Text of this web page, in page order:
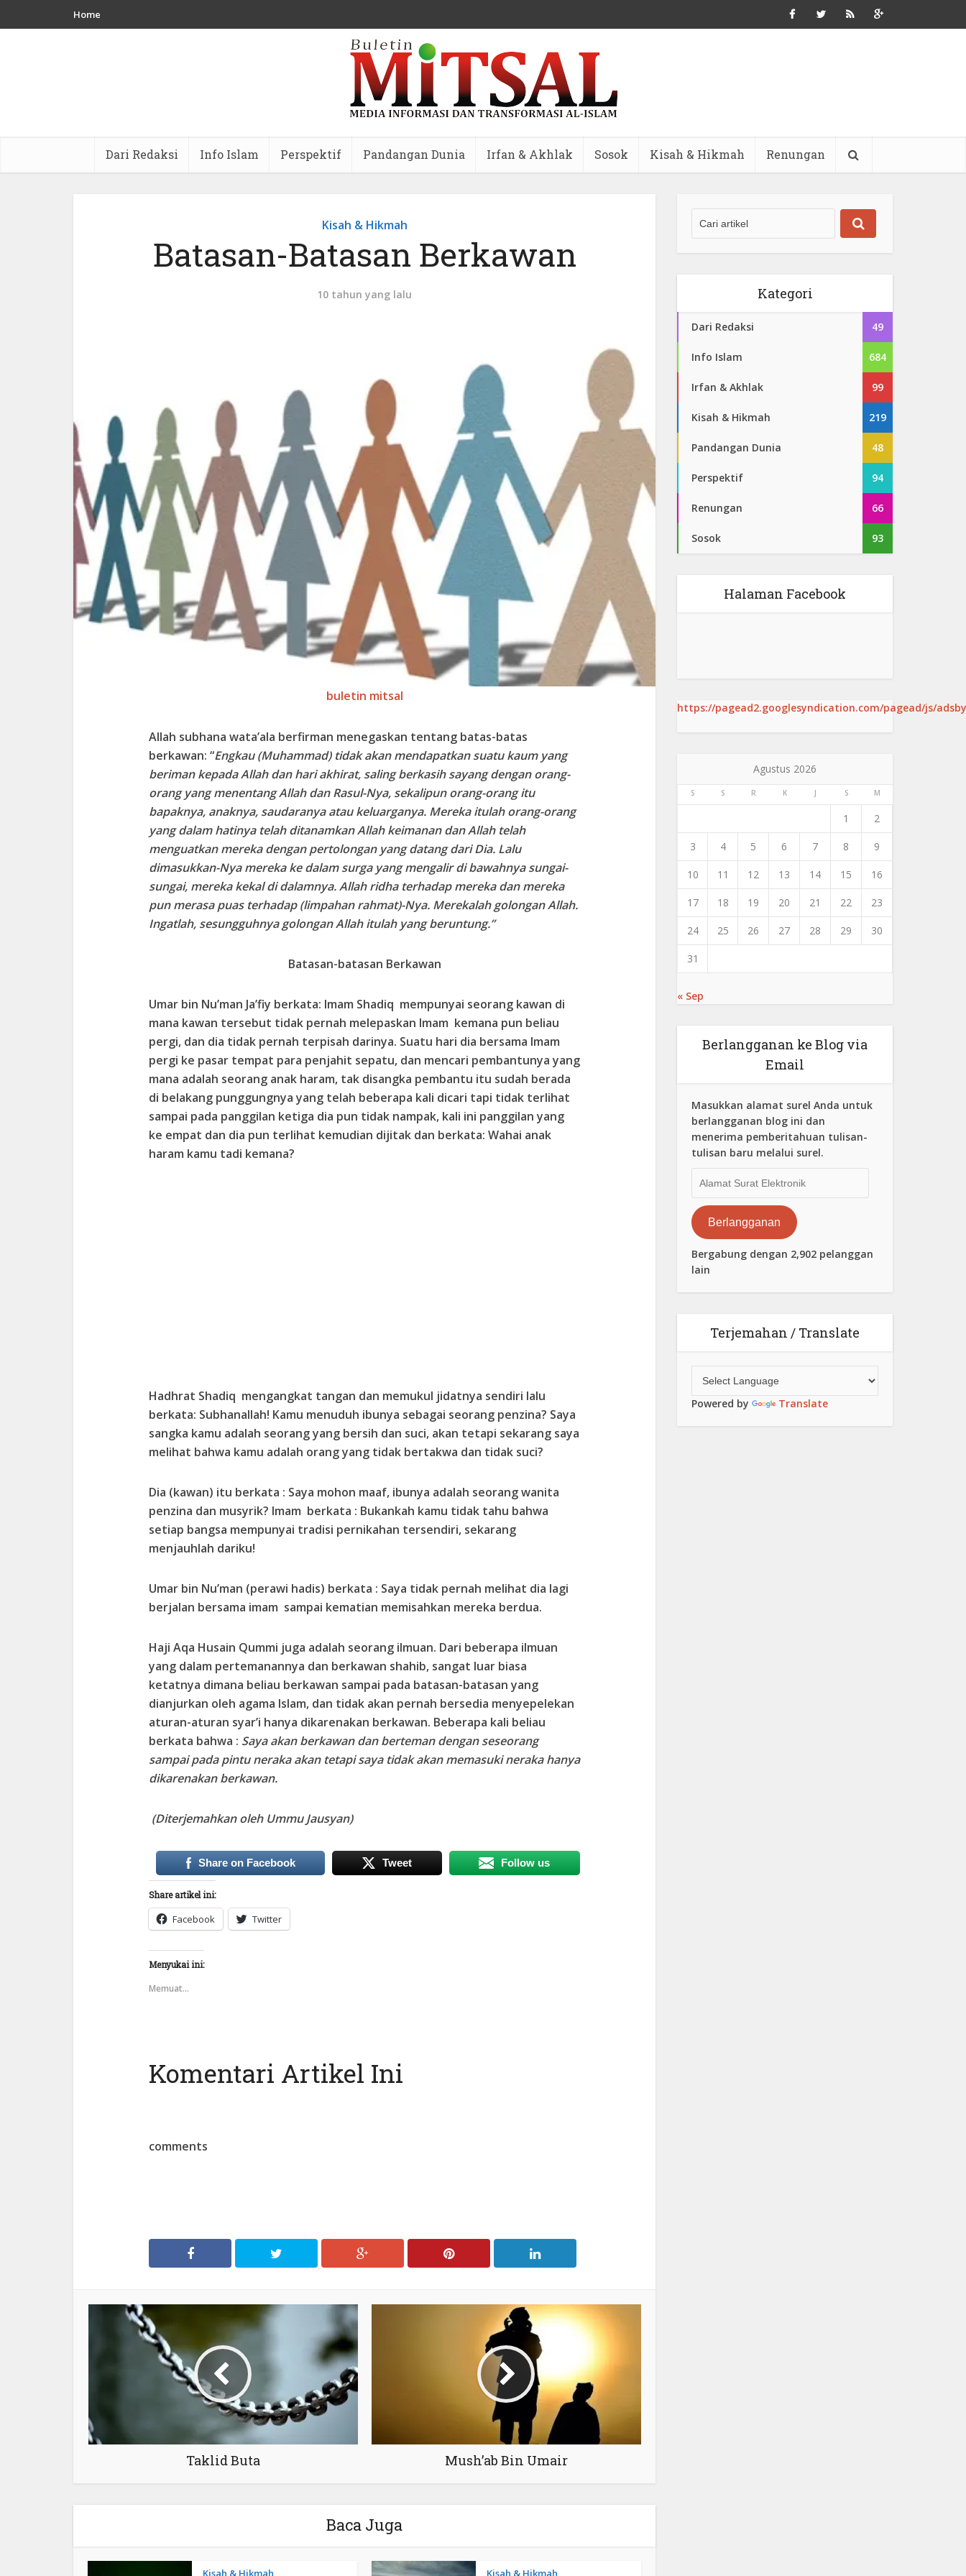
Home
Dari Redaksi Info Islam Perspektif Pandangan Dunia Irfan & Akhlak Sosok Kisah & Hikmah Renungan
Kisah & Hikmah
Batasan-Batasan Berkawan
10 tahun yang lalu
buletin mitsal
Allah subhana wata’ala berfirman menegaskan tentang batas-batas
berkawan: “Engkau (Muhammad) tidak akan mendapatkan suatu kaum yang
beriman kepada Allah dan hari akhirat, saling berkasih sayang dengan orang-
orang yang menentang Allah dan Rasul-Nya, sekalipun orang-orang itu
bapaknya, anaknya, saudaranya atau keluarganya. Mereka itulah orang-orang
yang dalam hatinya telah ditanamkan Allah keimanan dan Allah telah
menguatkan mereka dengan pertolongan yang datang dari Dia. Lalu
dimasukkan-Nya mereka ke dalam surga yang mengalir di bawahnya sungai-
sungai, mereka kekal di dalamnya. Allah ridha terhadap mereka dan mereka
pun merasa puas terhadap (limpahan rahmat)-Nya. Merekalah golongan Allah.
Ingatlah, sesungguhnya golongan Allah itulah yang beruntung.”
Batasan-batasan Berkawan
Umar bin Nu’man Ja’fiy berkata: Imam Shadiq mempunyai seorang kawan di
mana kawan tersebut tidak pernah melepaskan Imam kemana pun beliau
pergi, dan dia tidak pernah terpisah darinya. Suatu hari dia bersama Imam
pergi ke pasar tempat para penjahit sepatu, dan mencari pembantunya yang
mana adalah seorang anak haram, tak disangka pembantu itu sudah berada
di belakang punggungnya yang telah beberapa kali dicari tapi tidak terlihat
sampai pada panggilan ketiga dia pun tidak nampak, kali ini panggilan yang
ke empat dan dia pun terlihat kemudian dijitak dan berkata: Wahai anak
haram kamu tadi kemana?
Hadhrat Shadiq mengangkat tangan dan memukul jidatnya sendiri lalu
berkata: Subhanallah! Kamu menuduh ibunya sebagai seorang penzina? Saya
sangka kamu adalah seorang yang bersih dan suci, akan tetapi sekarang saya
melihat bahwa kamu adalah orang yang tidak bertakwa dan tidak suci?
Dia (kawan) itu berkata : Saya mohon maaf, ibunya adalah seorang wanita
penzina dan musyrik? Imam berkata : Bukankah kamu tidak tahu bahwa
setiap bangsa mempunyai tradisi pernikahan tersendiri, sekarang
menjauhlah dariku!
Umar bin Nu’man (perawi hadis) berkata : Saya tidak pernah melihat dia lagi
berjalan bersama imam sampai kematian memisahkan mereka berdua.
Haji Aqa Husain Qummi juga adalah seorang ilmuan. Dari beberapa ilmuan
yang dalam pertemanannya dan berkawan shahib, sangat luar biasa
ketatnya dimana beliau berkawan sampai pada batasan-batasan yang
dianjurkan oleh agama Islam, dan tidak akan pernah bersedia menyepelekan
aturan-aturan syar’i hanya dikarenakan berkawan. Beberapa kali beliau
berkata bahwa : Saya akan berkawan dan berteman dengan seseorang
sampai pada pintu neraka akan tetapi saya tidak akan memasuki neraka hanya
dikarenakan berkawan.
(Diterjemahkan oleh Ummu Jausyan)
Share on Facebook Tweet Follow us
Share artikel ini:
Facebook Twitter
Menyukai ini:
Memuat...
Komentari Artikel Ini
comments
Taklid Buta Mush’ab Bin Umair
Baca Juga
Kisah & Hikmah Kisah & Hikmah
Kategori
Dari Redaksi 49
Info Islam 684
Irfan & Akhlak 99
Kisah & Hikmah 219
Pandangan Dunia 48
Perspektif 94
Renungan 66
Sosok 93
Halaman Facebook
https://pagead2.googlesyndication.com/pagead/js/
Agustus 2026
S S R K J S M
1 2
3 4 5 6 7 8 9
10 11 12 13 14 15 16
17 18 19 20 21 22 23
24 25 26 27 28 29 30
31
« Sep
Berlangganan ke Blog via
Email
Masukkan alamat surel Anda untuk
berlangganan blog ini dan
menerima pemberitahuan tulisan-
tulisan baru melalui surel.
Surat
Elektronik
Berlangganan
Bergabung dengan 2,902 pelanggan
lain
Terjemahan / Translate
Powered by Translate